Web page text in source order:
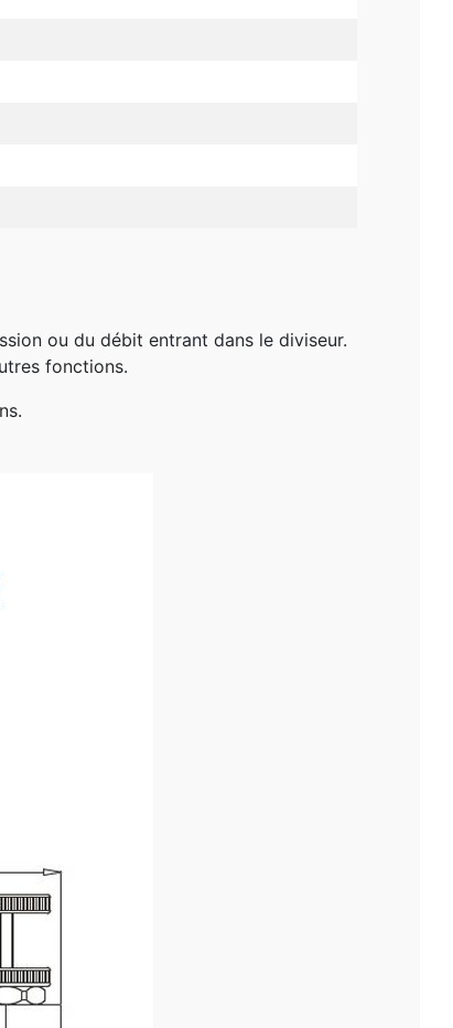
ou du débit entrant dans le diviseur.
fonctions.